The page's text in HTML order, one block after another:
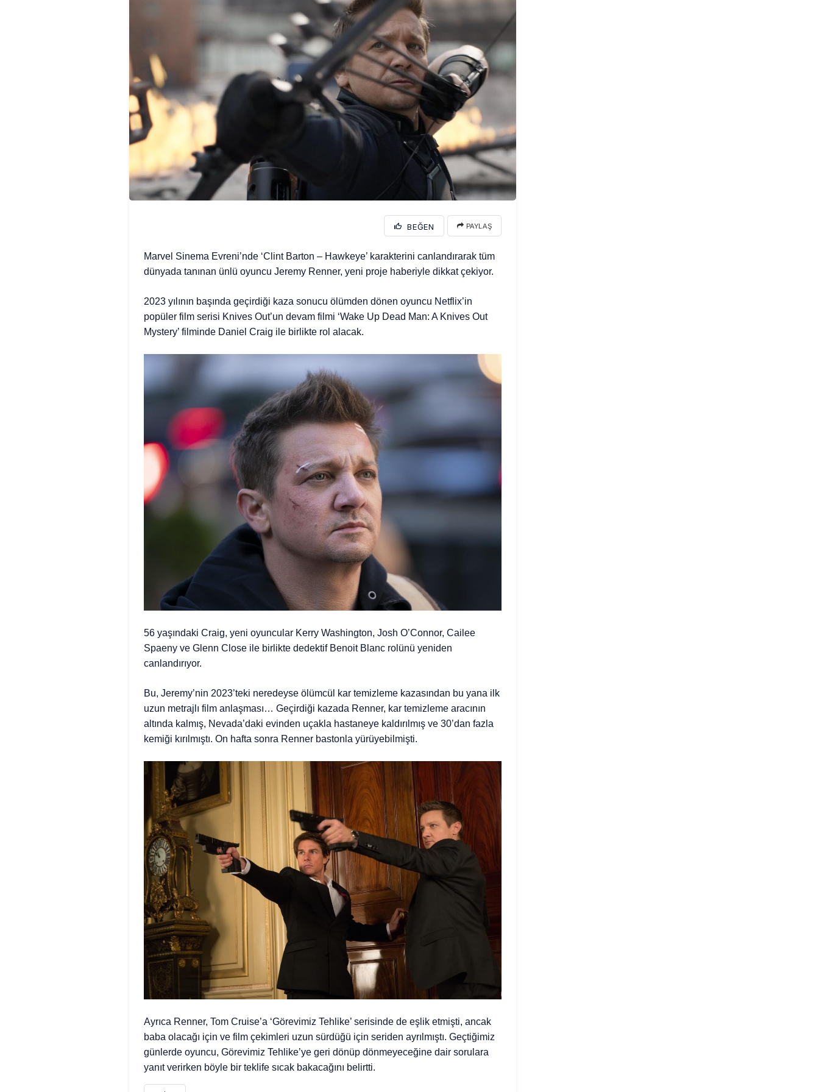
BEĞEN PAYLAŞ
Marvel Sinema Evreni’nde ‘Clint Barton – Hawkeye’ karakterini canlandırarak tüm
dünyada tanınan ünlü oyuncu Jeremy Renner, yeni proje haberiyle dikkat çekiyor.
2023 yılının başında geçirdiği kaza sonucu ölümden dönen oyuncu Netflix’in
popüler film serisi Knives Out’un devam filmi ‘Wake Up Dead Man: A Knives Out
Mystery’ filminde Daniel Craig ile birlikte rol alacak.
56 yaşındaki Craig, yeni oyuncular Kerry Washington, Josh O’Connor, Cailee
Spaeny ve Glenn Close ile birlikte dedektif Benoit Blanc rolünü yeniden
canlandırıyor.
Bu, Jeremy’nin 2023’teki neredeyse ölümcül kar temizleme kazasından bu yana ilk
uzun metrajlı film anlaşması… Geçirdiği kazada Renner, kar temizleme aracının
altında kalmış, Nevada’daki evinden uçakla hastaneye kaldırılmış ve 30’dan fazla
kemiği kırılmıştı. On hafta sonra Renner bastonla yürüyebilmişti.
Ayrıca Renner, Tom Cruise’a ‘Görevimiz Tehlike’ serisinde de eşlik etmişti, ancak
baba olacağı için ve film çekimleri uzun sürdüğü için seriden ayrılmıştı. Geçtiğimiz
günlerde oyuncu, Görevimiz Tehlike’ye geri dönüp dönmeyeceğine dair sorulara
yanıt verirken böyle bir teklife sıcak bakacağını belirtti.